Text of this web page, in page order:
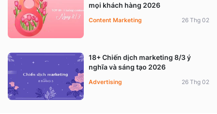
mọi khách hàng 2026
Content Marketing 26 Thg 02
18+ Chiến dịch marketing 8/3 ý
nghĩa và sáng tạo 2026
Advertising 26 Thg 02